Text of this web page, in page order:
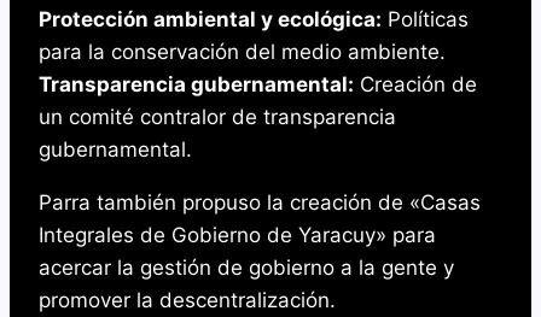
Protección ambiental y ecológica: Políticas
para la conservación del medio ambiente.
Transparencia gubernamental: Creación de
un comité contralor de transparencia
gubernamental.
Parra también propuso la creación de «Casas
Integrales de Gobierno de Yaracuy» para
acercar la gestión de gobierno a la gente y
promover la descentralización.